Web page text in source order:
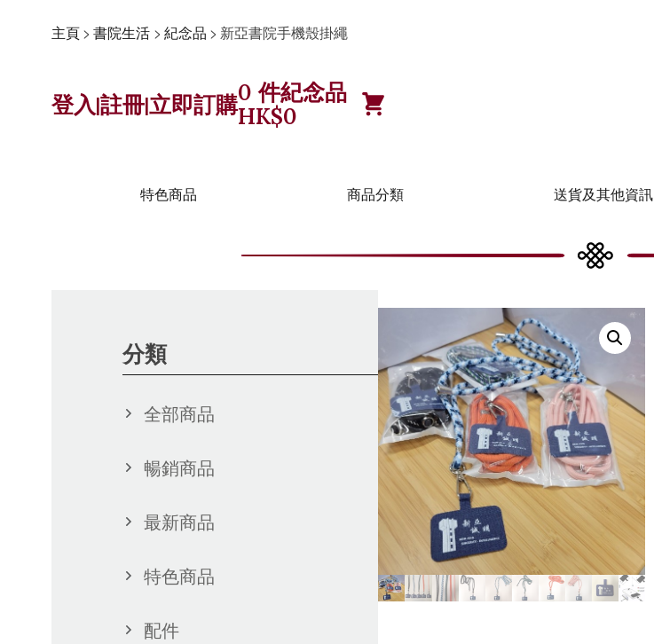
主頁> 書院生活 > 紀念品 > 新亞書院手機殼掛繩
登入|註冊|立即訂購0 件紀念品
HK$0
特色商品 商品分類 送貨及其他資訊
分類
全部商品
暢銷商品
最新商品
特色商品
配件